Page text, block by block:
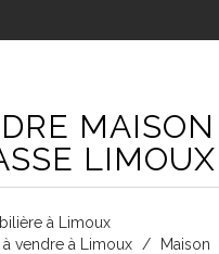
MAISON
LIMOUX
à Limoux
vendre à Limoux
Maison